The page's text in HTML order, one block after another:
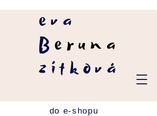
eva
B eruna
zítková
do e-shopu